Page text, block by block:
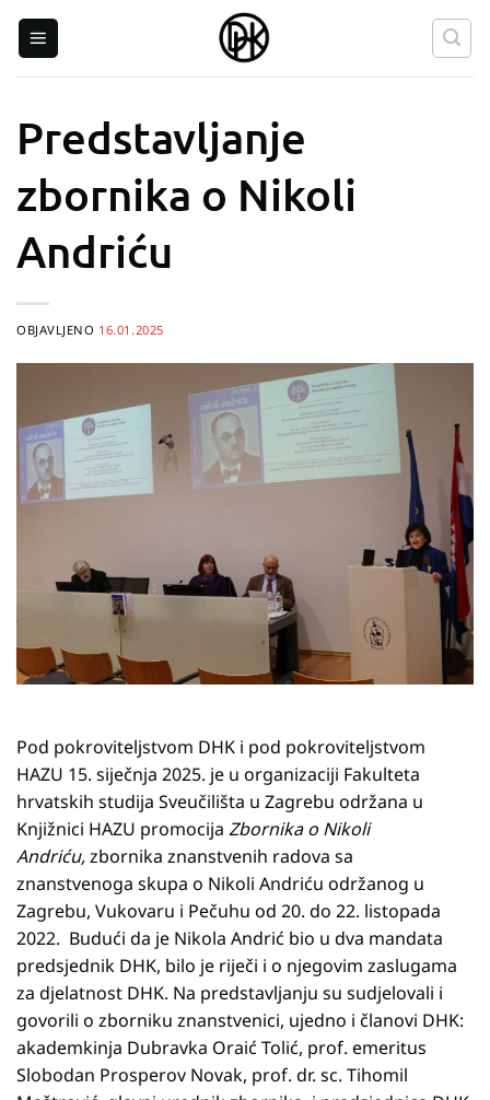
Predstavljanje
zbornika o Nikoli
Andriću
OBJAVLJENO 16.01.2025
Pod pokroviteljstvom DHK i pod pokroviteljstvom
HAZU 15. siječnja 2025. je u organizaciji Fakulteta
hrvatskih studija Sveučilišta u Zagrebu održana u
Knjižnici HAZU promocija Zbornika o Nikoli
Andriću,zbornika znanstvenih radova sa
znanstvenoga skupa o Nikoli Andriću održanog u
Zagrebu, Vukovaru i Pečuhu od 20. do 22. listopada
2022. Budući da je Nikola Andrić bio u dva mandata
predsjednik DHK, bilo je riječi i o njegovim zaslugama
za djelatnost DHK. Na predstavljanju su sudjelovali i
govorili o zborniku znanstvenici, ujedno i članovi DHK:
akademkinja Dubravka Oraić Tolić, prof. emeritus
Slobodan Prosperov Novak, prof. dr. sc. Tihomil